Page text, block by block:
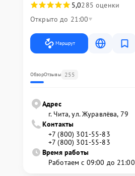
5,0285 оценки
Открыто до 21:00
Маршрут
ОбзорОтзывы 255
Адрес
г. Чита, ул. Журавлёва, 79
Контакты
+7 (800) 301-55-83
+7 (800) 301-55-83
Время работы
Работаем с 09:00 до 21:00